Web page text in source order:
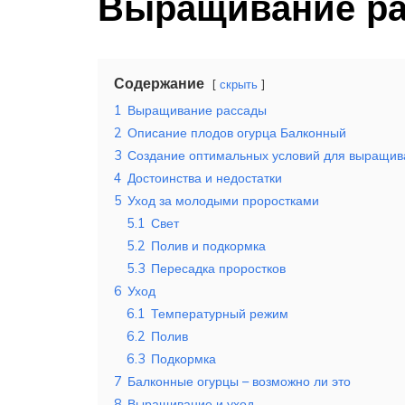
Содержание скрыть
1 Выращивание рассады
2 Описание плодов огурца Балконный
3 Создание оптимальных условий для
4 Достоинства и недостатки
5 Уход за молодыми проростками
5.1 Свет
5.2 Полив и подкормка
5.3 Пересадка проростков
6 Уход
6.1 Температурный режим
6.2 Полив
6.3 Подкормка
7 Балконные огурцы – возможно ли это